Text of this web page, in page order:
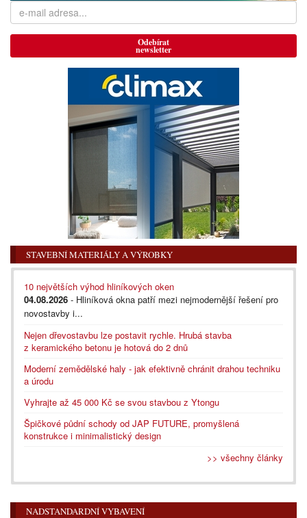
Odebírat
newsletter
STAVEBNÍ MATERIÁLY A VÝROBKY
10 největších výhod hliníkových oken
04.08.2026 - Hliníková okna patří mezi nejmodernější řešení pro
novostavby i...
Nejen dřevostavbu lze postavit rychle. Hrubá stavba
z keramického betonu je hotová do 2 dnů
Moderní zemědělské haly - jak efektivně chránit drahou techniku
a úrodu
Vyhrajte až 45 000 Kč se svou stavbou z Ytongu
Špičkové půdní schody od JAP FUTURE, promyšlená
konstrukce i minimalistický design
>> všechny články
NADSTANDARDNÍ VYBAVENÍ